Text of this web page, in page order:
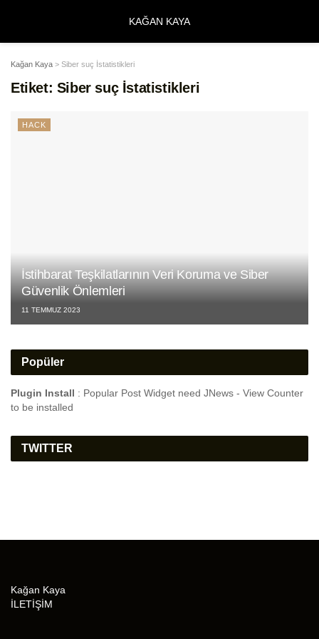
KAĞAN KAYA
Kağan Kaya > Siber suç İstatistikleri
Etiket: Siber suç İstatistikleri
HACK
İstihbarat Teşkilatlarının Veri Koruma ve Siber
Güvenlik Önlemleri
11 TEMMUZ 2023
Popüler
Plugin Install : Popular Post Widget need JNews - View Counter
to be installed
TWITTER
Kağan Kaya
İLETİŞİM